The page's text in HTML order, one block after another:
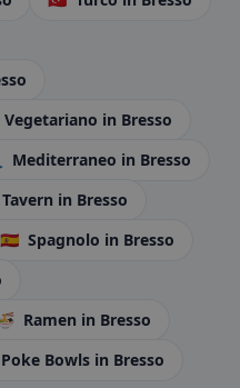
Vegetariano in Bresso
Mediterraneo in Bresso
Tavern in Bresso
🇪🇸 Spagnolo in Bresso
Ramen in Bresso
Poke Bowls in Bresso